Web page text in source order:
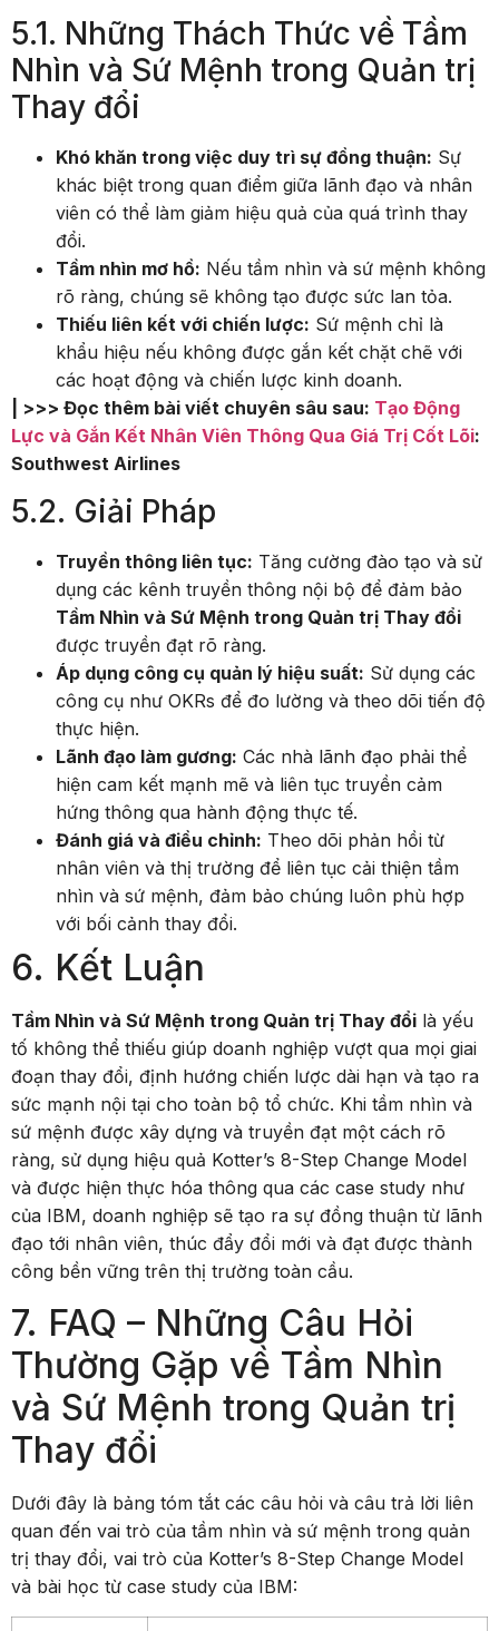
5.1. Những Thách Thức về Tầm
Nhìn và Sứ Mệnh trong Quản trị
Thay đổi
Khó khăn trong việc duy trì sự đồng thuận: Sự
khác biệt trong quan điểm giữa lãnh đạo và nhân
viên có thể làm giảm hiệu quả của quá trình thay
đổi.
Tầm nhìn mơ hồ: Nếu tầm nhìn và sứ mệnh không
rõ ràng, chúng sẽ không tạo được sức lan tỏa.
Thiếu liên kết với chiến lược: Sứ mệnh chỉ là
khẩu hiệu nếu không được gắn kết chặt chẽ với
các hoạt động và chiến lược kinh doanh.
| >>> Đọc thêm bài viết chuyên sâu sau: Tạo Động
Lực và Gắn Kết Nhân Viên Thông Qua Giá Trị Cốt Lõi:
Southwest Airlines
5.2. Giải Pháp
Truyền thông liên tục: Tăng cường đào tạo và sử
dụng các kênh truyền thông nội bộ để đảm bảo
Tầm Nhìn và Sứ Mệnh trong Quản trị Thay đổi
được truyền đạt rõ ràng.
Áp dụng công cụ quản lý hiệu suất: Sử dụng các
công cụ như OKRs để đo lường và theo dõi tiến độ
thực hiện.
Lãnh đạo làm gương: Các nhà lãnh đạo phải thể
hiện cam kết mạnh mẽ và liên tục truyền cảm
hứng thông qua hành động thực tế.
Đánh giá và điều chỉnh: Theo dõi phản hồi từ
nhân viên và thị trường để liên tục cải thiện tầm
nhìn và sứ mệnh, đảm bảo chúng luôn phù hợp
với bối cảnh thay đổi.
6. Kết Luận
Tầm Nhìn và Sứ Mệnh trong Quản trị Thay đổi là yếu
tố không thể thiếu giúp doanh nghiệp vượt qua mọi giai
đoạn thay đổi, định hướng chiến lược dài hạn và tạo ra
sức mạnh nội tại cho toàn bộ tổ chức. Khi tầm nhìn và
sứ mệnh được xây dựng và truyền đạt một cách rõ
ràng, sử dụng hiệu quả Kotter’s 8-Step Change Model
và được hiện thực hóa thông qua các case study như
của IBM, doanh nghiệp sẽ tạo ra sự đồng thuận từ lãnh
đạo tới nhân viên, thúc đẩy đổi mới và đạt được thành
công bền vững trên thị trường toàn cầu.
7. FAQ – Những Câu Hỏi
Thường Gặp về Tầm Nhìn
và Sứ Mệnh trong Quản trị
Thay đổi
Dưới đây là bảng tóm tắt các câu hỏi và câu trả lời liên
quan đến vai trò của tầm nhìn và sứ mệnh trong quản
trị thay đổi, vai trò của Kotter’s 8-Step Change Model
và bài học từ case study của IBM: